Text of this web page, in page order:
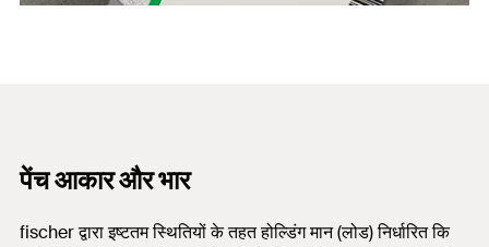
पेंच आकार और भार
fischer द्वारा इष्टतम स्थितियों के तहत होल्डिंग मान (लोड) निर्धारित कि